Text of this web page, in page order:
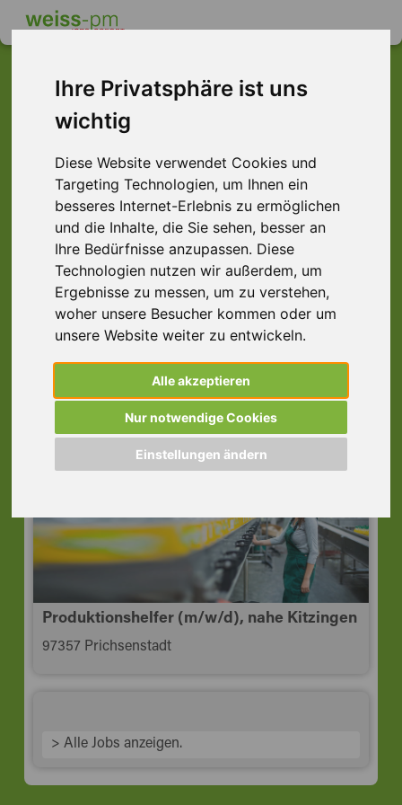
Ihre Privatsphäre ist uns
wichtig
Diese Website verwendet Cookies und
Targeting Technologien, um Ihnen ein
besseres Internet-Erlebnis zu ermöglichen
und die Inhalte, die Sie sehen, besser an
Ihre Bedürfnisse anzupassen. Diese
Technologien nutzen wir außerdem, um
Ergebnisse zu messen, um zu verstehen,
woher unsere Besucher kommen oder um
unsere Website weiter zu entwickeln.
Alle akzeptieren
Nur notwendige Cookies
Einstellungen ändern
Dieser Job ist leider
nicht mehr verfügbar ...
... aber vielleicht ist hier etwas dabei:
Produktionshelfer (m/w/d) Schicht,
Üttingen
97292 Uettingen
Produktionshelfer (m/w/d), nahe Kitzingen
97357 Prichsenstadt
> Alle Jobs anzeigen.